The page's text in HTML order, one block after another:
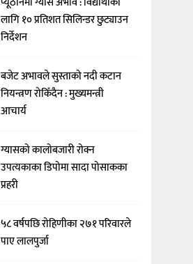
लागि १० प्रतिशत सिलिन्डर छुट्याउन
निर्देशन
बजेट अभावले सुस्ताको नदी कटान
नियन्त्रण रोकिँदैन : मुख्यमन्त्री
आचार्य
ग्यासको कालोबजारी रोक्न
उपत्यकाका डिपोमा सादा पोसाकका
प्रहरी
५८ वर्षपछि रोहिणीका २७१ परिवारले
पाए लालपुर्जा